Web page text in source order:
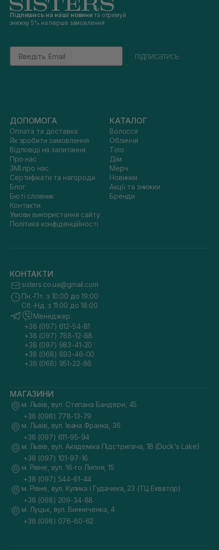
Підпишись на наші новини та отримуй
знижку 5% на перше замовлення
Email
підписатись
ДОПОМОГА
Оплата та доставка
Як зробити замовлення
Відповіді на запитання
Про нас
ЗМІ про нас
Сертифікати та нагороди
Блог
Бюті словник
Контакти
Умови використання сайту
Політика конфіденційності
КАТАЛОГ
Волосся
Обличчя
Тіло
Дім
Мерч
Новинки
Акції та знижки
Бренди
КОНТАКТИ
sisters.co.ua@gmail.com
Пн.-Пт. з 10:00 до 19:00
Сб.-Нд. з 11:00 до 18:00
Менеджер
+38 (097) 612-54-81
+38 (097) 788-12-88
+38 (097) 983-41-20
+38 (068) 693-46-00
+38 (068) 951-22-86
МАГАЗИНИ
м. Львів, вул. Степана Бандери, 45
+38 (098) 778-13-79
м. Львів, вул. Івана Франка, 36
+38 (097) 611-95-94
м. Львів, вул. Академіка Підстригача, 1В (Duck's Lake)
+38 (097) 101-97-16
м. Рівне, вул. 16-го Липня, 15
+38 (097) 544-61-44
м. Рівне, вул. Кулика і Гудачека, 23 (ТЦ Екватор)
+38 (068) 209-34-88
м. Луцьк, вул. Винниченка, 4
+38 (098) 076-60-62